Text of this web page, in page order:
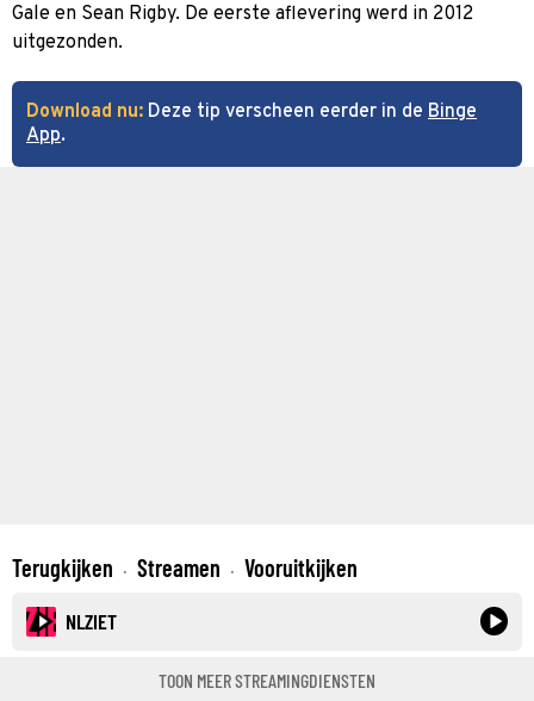
Gale en Sean Rigby. De eerste aflevering werd in 2012
uitgezonden.
Download nu: Deze tip verscheen eerder in de Binge
App.
Terugkijken · Streamen · Vooruitkijken
NLZIET
TOON MEER STREAMINGDIENSTEN